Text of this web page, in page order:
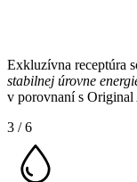
Exkluzívna receptúra
stabilnej úrovne
v porovnaní s
3 /6